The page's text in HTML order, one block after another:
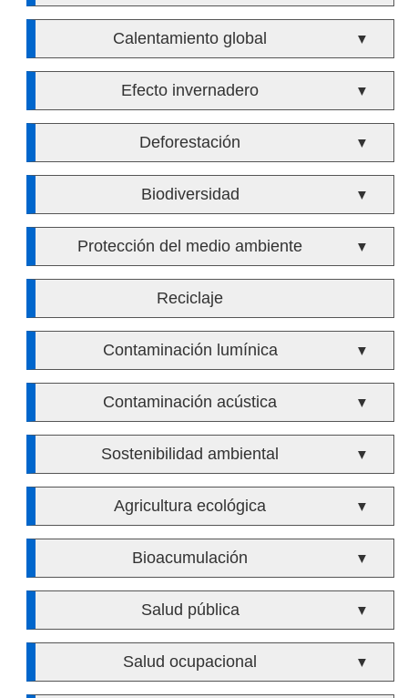
Calentamiento global ▼
Efecto invernadero ▼
Deforestación ▼
Biodiversidad ▼
Protección del medio ambiente ▼
Reciclaje
Contaminación lumínica ▼
Contaminación acústica ▼
Sostenibilidad ambiental ▼
Agricultura ecológica ▼
Bioacumulación ▼
Salud pública ▼
Salud ocupacional ▼